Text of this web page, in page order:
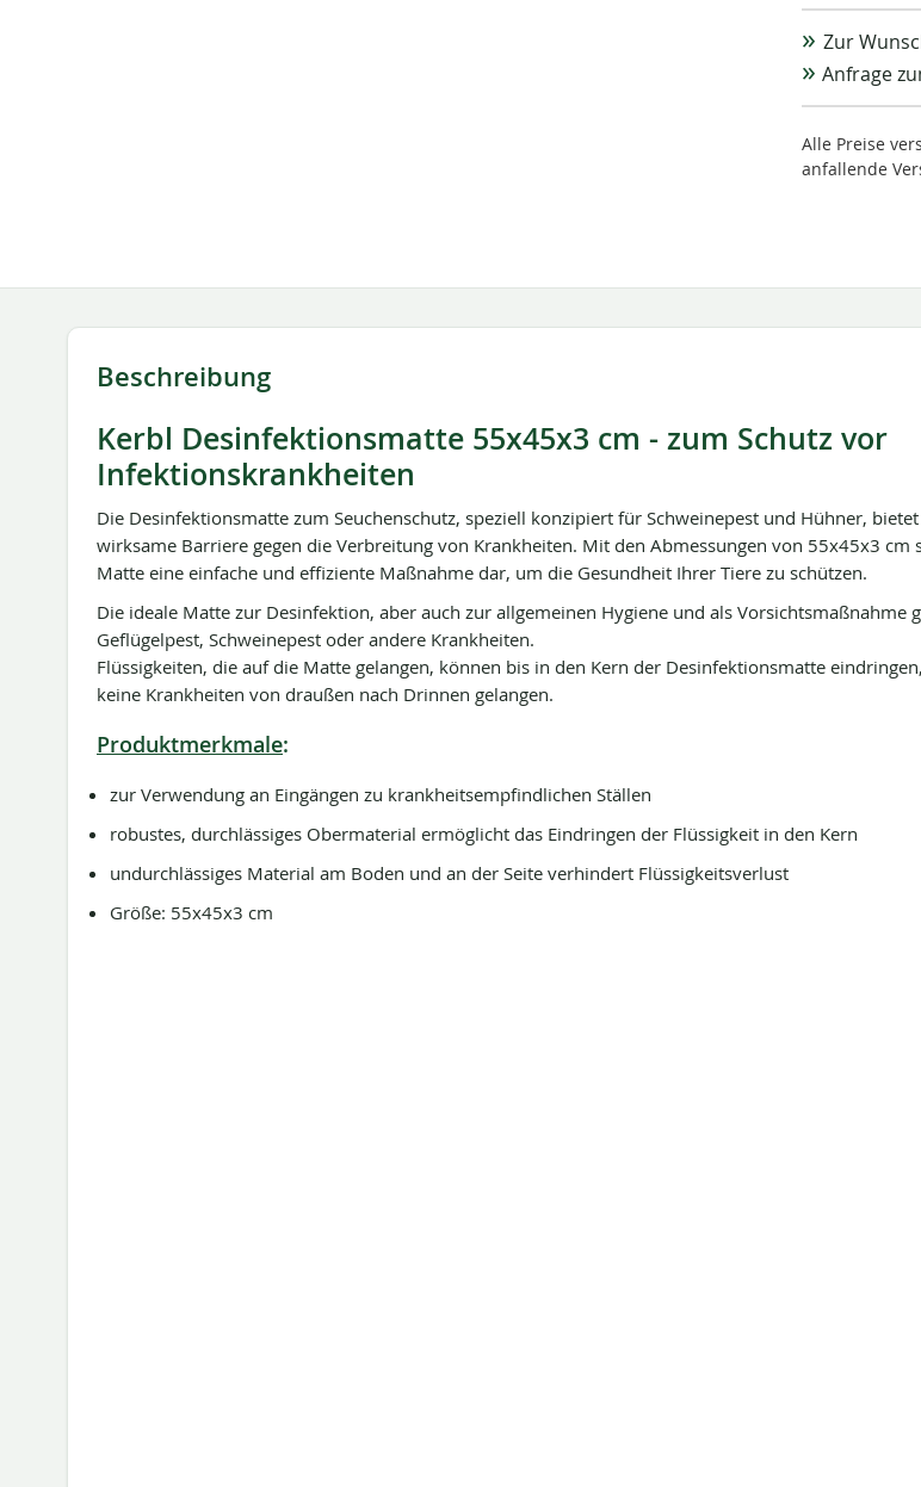
Zur
Anfrage
Alle Preise
anfallende
Beschreibung
Kerbl Desinfektionsmatte 55x45x3 cm - zum Schutz vor
Infektionskrankheiten
Die Desinfektionsmatte zum Seuchenschutz, speziell konzipiert für Schweinepest und Hühner,
wirksame Barriere gegen die Verbreitung von Krankheiten. Mit den Abmessungen von 55x45x3 cm
Matte eine einfache und effiziente Maßnahme dar, um die Gesundheit Ihrer Tiere zu schützen.
Die ideale Matte zur Desinfektion, aber auch zur allgemeinen Hygiene und als Vorsichtsmaßnahme
Geflügelpest, Schweinepest oder andere Krankheiten.
Flüssigkeiten, die auf die Matte gelangen, können bis in den Kern der Desinfektionsmatte
keine Krankheiten von draußen nach Drinnen gelangen.
Produktmerkmale:
zur Verwendung an Eingängen zu krankheitsempfindlichen Ställen
robustes, durchlässiges Obermaterial ermöglicht das Eindringen der Flüssigkeit in den Kern
undurchlässiges Material am Boden und an der Seite verhindert Flüssigkeitsverlust
Größe: 55x45x3 cm